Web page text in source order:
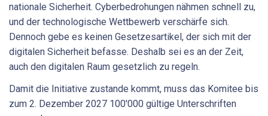
nationale Sicherheit. Cyberbedrohungen nähmen schnell zu,
und der technologische Wettbewerb verschärfe sich.
Dennoch gebe es keinen Gesetzesartikel, der sich mit der
digitalen Sicherheit befasse. Deshalb sei es an der Zeit,
auch den digitalen Raum gesetzlich zu regeln.
Damit die Initiative zustande kommt, muss das Komitee bis
zum 2. Dezember 2027 100'000 gültige Unterschriften